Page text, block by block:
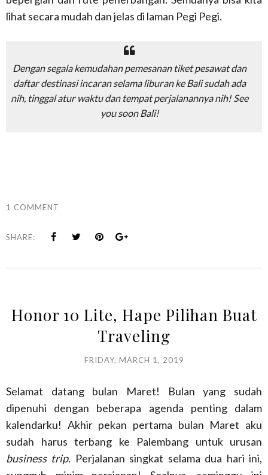
lihat secara mudah dan jelas di laman Pegi Pegi.
Dengan segala kemudahan pemesanan tiket pesawat dan
daftar destinasi incaran selama liburan ke Bali sudah ada
nih, tinggal atur waktu dan tempat perjalanannya nih!See
you soon Bali!
1 COMMENT
SHARE:
Honor 10 Lite, Hape Pilihan Buat
Traveling
FRIDAY, MARCH 1, 2019
Selamat datang bulan Maret! Bulan yang sudah
dipenuhi dengan beberapa agenda penting dalam
kalendarku! Akhir pekan pertama bulan Maret aku
sudah harus terbang ke Palembang untuk urusan
business trip. Perjalanan singkat selama dua hari ini,